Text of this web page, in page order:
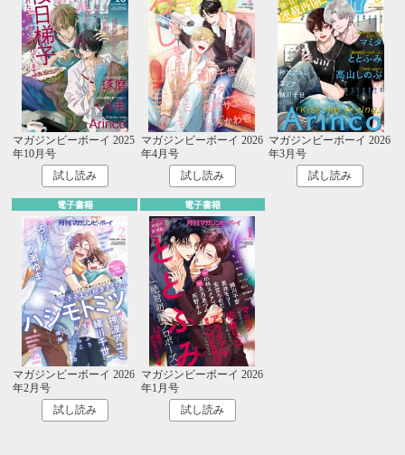
マガジンビーボーイ 2025
年10月号
試し読み
マガジンビーボーイ 2026
年4月号
試し読み
マガジンビーボーイ 2026
年3月号
試し読み
電子書籍
マガジンビーボーイ 2026
年2月号
試し読み
電子書籍
マガジンビーボーイ 2026
年1月号
試し読み